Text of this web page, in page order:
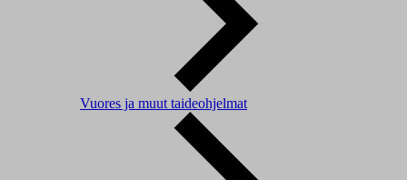
Vuores ja muut taideohjelmat